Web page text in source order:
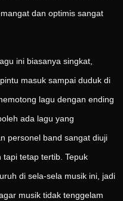
dan optimis sangat
ini biasanya singkat,
masuk sampai duduk di
lagu dengan ending
ada lagu yang
personel band sangat diuji
tetap tertib. Tepuk
di sela-sela musik ini, jadi
musik tidak tenggelam